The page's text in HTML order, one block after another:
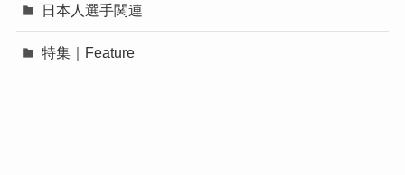
日本人選手関連
特集｜Feature